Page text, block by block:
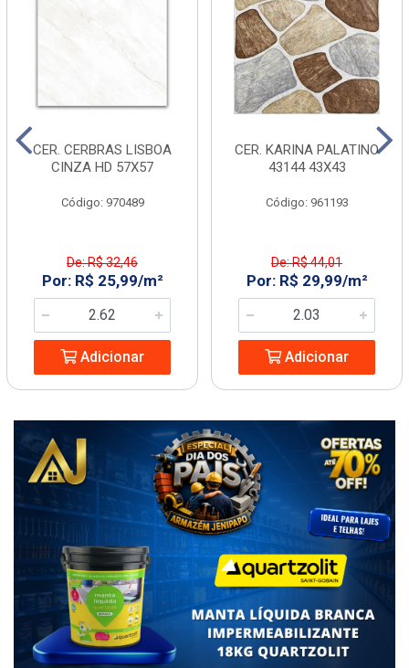
CER. CERBRAS LISBOA
CINZA HD 57X57
Código: 970489
De: R$ 32,46
Por: R$ 25,99/m²
Adicionar
CER. KARINA PALATINO
43144 43X43
Código: 961193
De: R$ 44,01
Por: R$ 29,99/m²
Adicionar